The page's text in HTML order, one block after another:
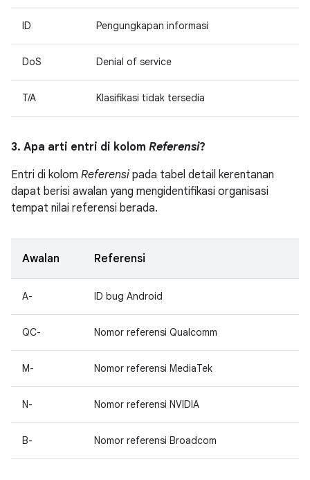
ID Pengungkapan informasi
DoS Denial of service
T/A Klasifikasi tidak tersedia
3. Apa arti entri di kolom Referensi?
Entri di kolom Referensi pada tabel detail kerentanan
dapat berisi awalan yang mengidentifikasi organisasi
tempat nilai referensi berada.
Awalan Referensi
A- ID bug Android
QC- Nomor referensi Qualcomm
M- Nomor referensi MediaTek
N- Nomor referensi NVIDIA
B- Nomor referensi Broadcom